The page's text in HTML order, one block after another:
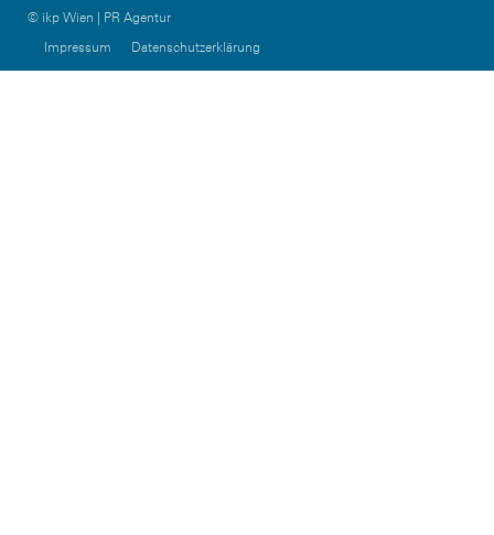
© ikp Wien | PR Agentur
Impressum
Datenschutzerklärung